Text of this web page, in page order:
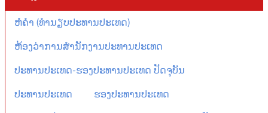
ຫໍຄຳ (ທຳນຽບປະທານປະເທດ)
ຫ້ອງວ່າການສຳນັກງານປະທານປະເທດ
ປະທານປະເທດ-ຮອງປະທານປະເທດ ປັດຈຸບັນ
ປະທານປະເທດ ຮອງປະທານປະເທດ